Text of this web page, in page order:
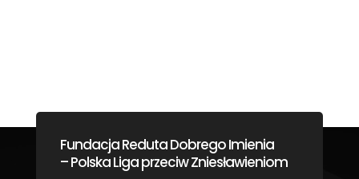
Fundacja Reduta Dobrego Imienia
– Polska Liga przeciw Zniesławieniom